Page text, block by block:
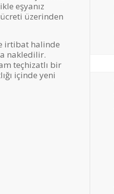
eşyanız
üzerinden
irtibat halinde
nakledilir.
teçhizatlı bir
içinde yeni